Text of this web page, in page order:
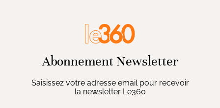
Abonnement Newsletter
Saisissez votre adresse email pour recevoir
la newsletter Le360